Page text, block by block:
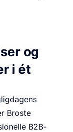
og
i ét
Broste
B2B-